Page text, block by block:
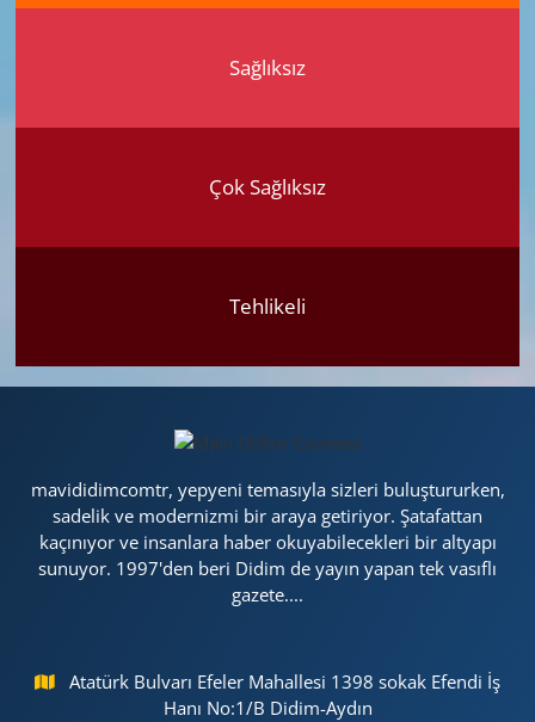
Sağlıksız
Çok Sağlıksız
Tehlikeli
mavididimcomtr, yepyeni temasıyla sizleri buluştururken,
sadelik ve modernizmi bir araya getiriyor. Şatafattan
kaçınıyor ve insanlara haber okuyabilecekleri bir altyapı
sunuyor. 1997'den beri Didim de yayın yapan tek vasıflı
gazete....
Atatürk Bulvarı Efeler Mahallesi 1398 sokak Efendi İş
Hanı No:1/B Didim-Aydın